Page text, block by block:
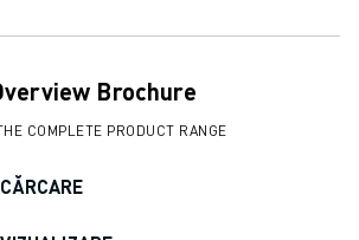
Brochure
COMPLETE PRODUCT RANGE